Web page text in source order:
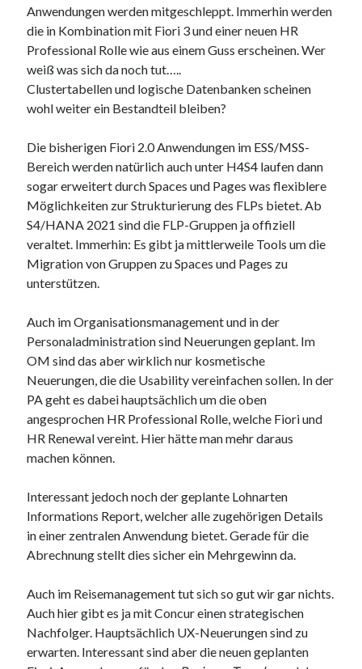
Anwendungen werden mitgeschleppt. Immerhin werden
die in Kombination mit Fiori 3 und einer neuen HR
Professional Rolle wie aus einem Guss erscheinen. Wer
weiß was sich da noch tut…..
Clustertabellen und logische Datenbanken scheinen
wohl weiter ein Bestandteil bleiben?
Die bisherigen Fiori 2.0 Anwendungen im ESS/MSS-
Bereich werden natürlich auch unter H4S4 laufen dann
sogar erweitert durch Spaces und Pages was flexiblere
Möglichkeiten zur Strukturierung des FLPs bietet. Ab
S4/HANA 2021 sind die FLP-Gruppen ja offiziell
veraltet. Immerhin: Es gibt ja mittlerweile Tools um die
Migration von Gruppen zu Spaces und Pages zu
unterstützen.
Auch im Organisationsmanagement und in der
Personaladministration sind Neuerungen geplant. Im
OM sind das aber wirklich nur kosmetische
Neuerungen, die die Usability vereinfachen sollen. In der
PA geht es dabei hauptsächlich um die oben
angesprochen HR Professional Rolle, welche Fiori und
HR Renewal vereint. Hier hätte man mehr daraus
machen können.
Interessant jedoch noch der geplante Lohnarten
Informations Report, welcher alle zugehörigen Details
in einer zentralen Anwendung bietet. Gerade für die
Abrechnung stellt dies sicher ein Mehrgewinn da.
Auch im Reisemanagement tut sich so gut wir gar nichts.
Auch hier gibt es ja mit Concur einen strategischen
Nachfolger. Hauptsächlich UX-Neuerungen sind zu
erwarten. Interessant sind aber die neuen geplanten